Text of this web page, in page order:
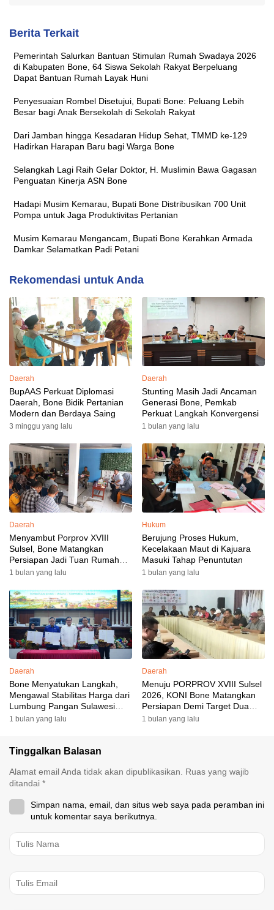
Berita Terkait
Pemerintah Salurkan Bantuan Stimulan Rumah Swadaya 2026
di Kabupaten Bone, 64 Siswa Sekolah Rakyat Berpeluang
Dapat Bantuan Rumah Layak Huni
Penyesuaian Rombel Disetujui, Bupati Bone: Peluang Lebih
Besar bagi Anak Bersekolah di Sekolah Rakyat
Dari Jamban hingga Kesadaran Hidup Sehat, TMMD ke-129
Hadirkan Harapan Baru bagi Warga Bone
Selangkah Lagi Raih Gelar Doktor, H. Muslimin Bawa Gagasan
Penguatan Kinerja ASN Bone
Hadapi Musim Kemarau, Bupati Bone Distribusikan 700 Unit
Pompa untuk Jaga Produktivitas Pertanian
Musim Kemarau Mengancam, Bupati Bone Kerahkan Armada
Damkar Selamatkan Padi Petani
Rekomendasi untuk Anda
Daerah
BupAAS Perkuat Diplomasi
Daerah, Bone Bidik Pertanian
Modern dan Berdaya Saing
3 minggu yang lalu
Daerah
Stunting Masih Jadi Ancaman
Generasi Bone, Pemkab
Perkuat Langkah Konvergensi
1 bulan yang lalu
Daerah
Menyambut Porprov XVIII
Sulsel, Bone Matangkan
Persiapan Jadi Tuan Rumah
yang Berkesan: Wakil Bupati
Targetkan Venue dan
Akomodasi Rampung
1 bulan yang lalu
Hukum
Berujung Proses Hukum,
Kecelakaan Maut di Kajuara
Masuki Tahap Penuntutan
1 bulan yang lalu
Daerah
Bone Menyatukan Langkah,
Mengawal Stabilitas Harga dari
Lumbung Pangan Sulawesi
Selatan
1 bulan yang lalu
Daerah
Menuju PORPROV XVIII Sulsel
2026, KONI Bone Matangkan
Persiapan Demi Target Dua
Besar
1 bulan yang lalu
Tinggalkan Balasan
Alamat email Anda tidak akan dipublikasikan.
Ruas yang wajib
ditandai *
Simpan nama, email, dan situs web saya pada peramban ini
untuk komentar saya berikutnya.